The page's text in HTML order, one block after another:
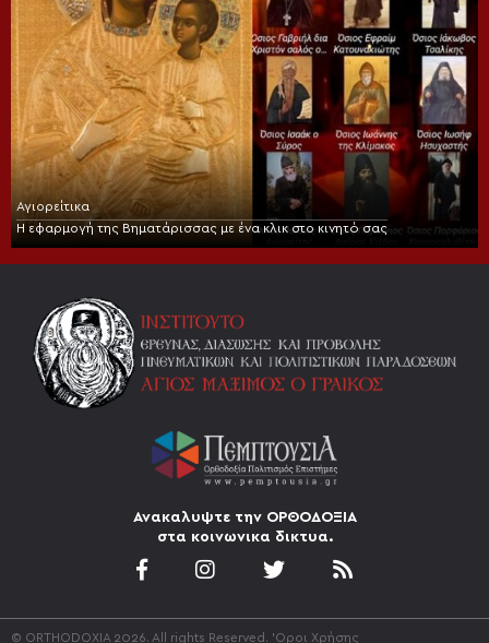
Αγιορείτικα
Η εφαρμογή της Βηματάρισσας με ένα κλικ στο κινητό σας
Ανακαλυψτε την ΟΡΘΟΔΟΞΙΑ
στα κοινωνικα δικτυα.
© ORTHODOXIA 2026. All rights Reserved. 'Οροι Χρήσης